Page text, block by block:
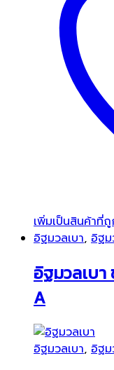
เพิ่มเป็นสินค้าที่ถู
อิฐมวลเบา, อิฐม
อิฐมวลเบ
A
อิฐมวลเบา, อิฐม